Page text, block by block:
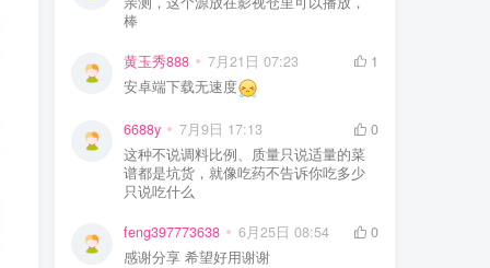
棒
黄玉秀888 7月21日 07:23
1
安卓端下载无速度
6688y 7月9日 17:13
0
这种不说调料比例、质量只说适量的菜
谱都是坑货，就像吃药不告诉你吃多少
只说吃什么
feng397773638 6月25日 08:54
0
感谢分享 希望好用谢谢